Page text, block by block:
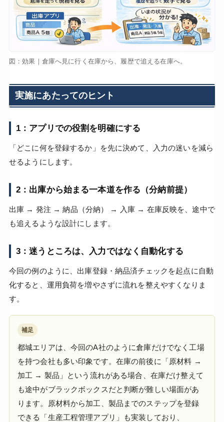
図：効果｜倉庫へ見に行く在庫から、履歴で追える在庫へ。
実施にあたってのヒント
1：アプリでの役割を明確にする
「どこに何を登録するか」を先に決めて、入力の迷いを減ら
せるようにします。
2：出庫から始まる一本道を作る（分納前提）
出庫 → 発注 → 納品（分納） → 入庫 → 在庫反映を、途中で
も追えるような設計にします。
3：迷うところは、入力ではなく自動化する
今回の例のように、出庫登録・納品済チェックを起点に自動
化すると、運用負荷を増やさずに流れを整えやすくなりま
す。
補足
都城エリアは、今回のA社のように倉庫だけでなく工場
を持つ会社も多い印象です。在庫の前後に「原材料 →
加工 → 製品」という流れがある場合、在庫だけ整えて
も途中がブラックボックスだと判断が難しい場面があ
ります。原材料から加工、製品までのステップを登録
できる「生産工程管理アプリ」も実装しており、